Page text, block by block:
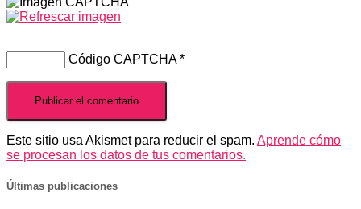
Código CAPTCHA*
Este sitio usa Akismet para reducir el spam. Aprende cómo
se procesan los datos de tus comentarios.
Últimas publicaciones